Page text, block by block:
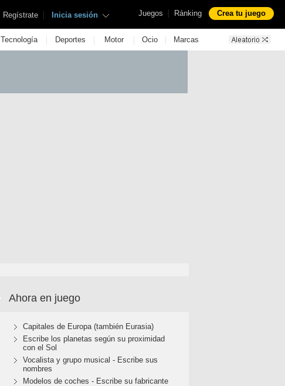
Juegos | Ránking Crea tu juego
Regístrate | Inicia sesión
Tecnología | Deportes | Motor | Ocio | Marcas
Ahora en juego
Capitales de Europa (también Eurasia)
Escribe los planetas según su proximidad
con el Sol
Vocalista y grupo musical - Escribe sus
nombres
Modelos de coches - Escribe su fabricante